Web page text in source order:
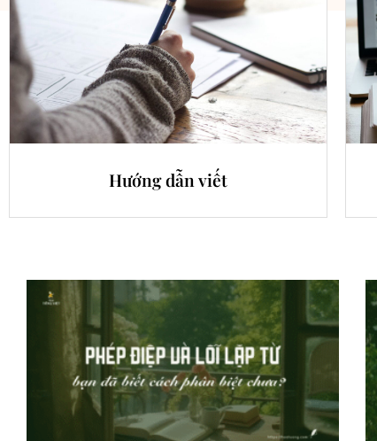
Hướng dẫn viết